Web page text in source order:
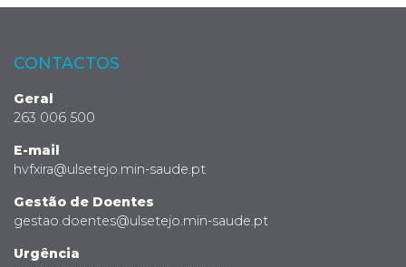
CONTACTOS
Geral
263 006 500
E-mail
hvfxira@ulsetejo.min-saude.pt
Gestão de Doentes
gestao.doentes@ulsetejo.min-saude.pt
Urgência